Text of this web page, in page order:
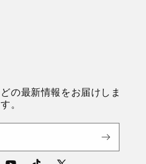
の最新情報をお届けしま
す。